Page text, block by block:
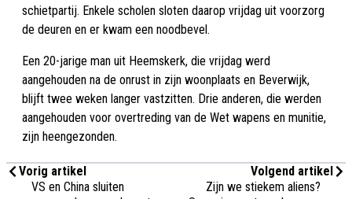
schietpartij. Enkele scholen sloten daarop vrijdag uit voorzorg
de deuren en er kwam een noodbevel.
Een 20-jarige man uit Heemskerk, die vrijdag werd
aangehouden na de onrust in zijn woonplaats en Beverwijk,
blijft twee weken langer vastzitten. Drie anderen, die werden
aangehouden voor overtreding van de Wet wapens en munitie,
zijn heengezonden.
Vorig artikel
VS en China sluiten
Volgend artikel
Zijn we stiekem aliens?